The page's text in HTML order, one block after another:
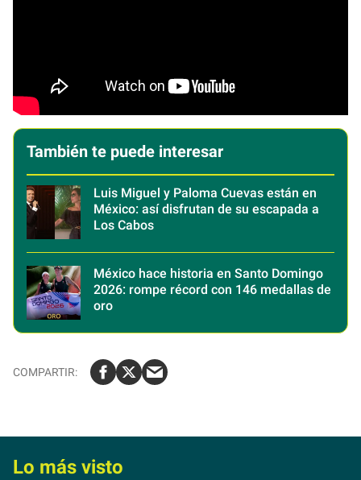
También te puede interesar
Luis Miguel y Paloma Cuevas están en
México: así disfrutan de su escapada a
Los Cabos
México hace historia en Santo Domingo
2026: rompe récord con 146 medallas de
oro
Lo más visto